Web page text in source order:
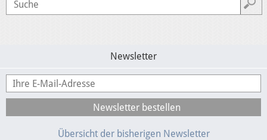
Newsletter
Übersicht der bisherigen Newsletter